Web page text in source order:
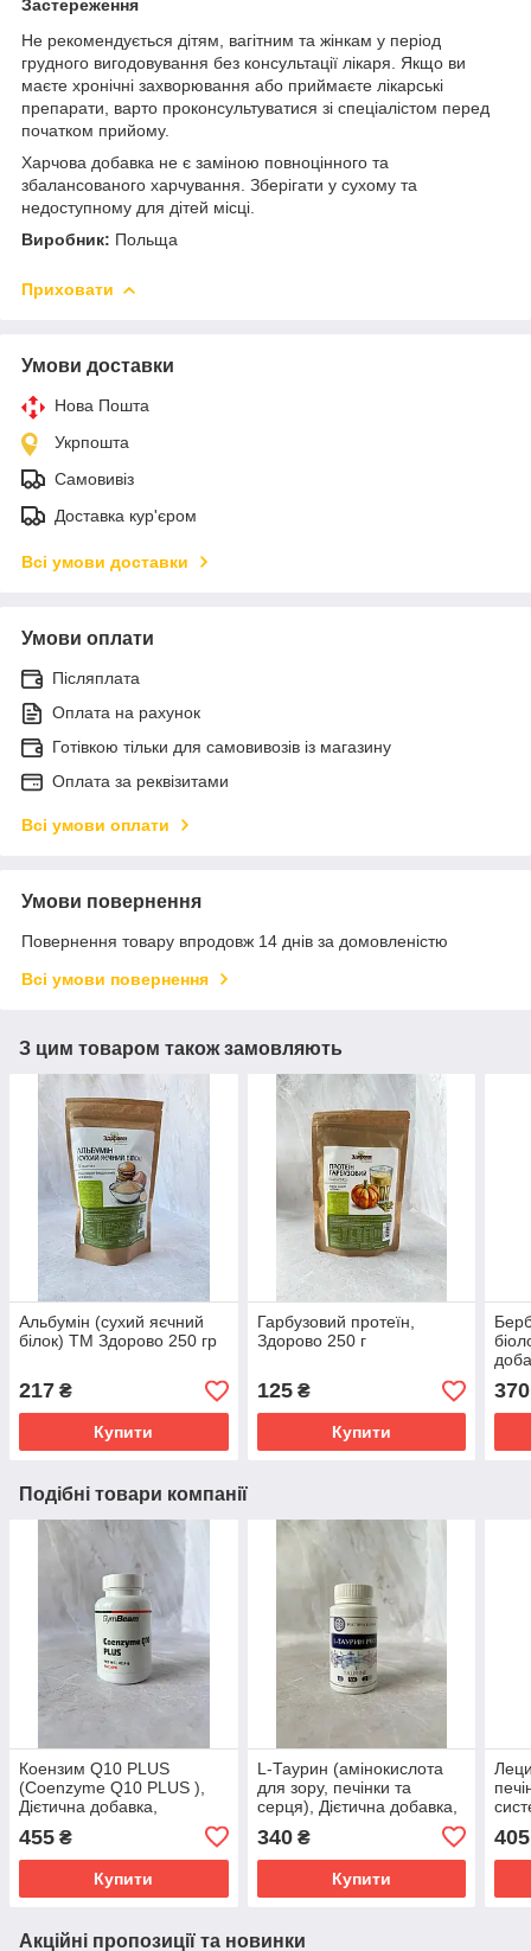
Застереження
Не рекомендується дітям, вагітним та жінкам у період
грудного вигодовування без консультації лікаря. Якщо ви
маєте хронічні захворювання або приймаєте лікарські
препарати, варто проконсультуватися зі спеціалістом перед
початком прийому.
Харчова добавка не є заміною повноцінного та
збалансованого харчування. Зберігати у сухому та
недоступному для дітей місці.
Виробник: Польща
Приховати
Умови доставки
Нова Пошта
Укрпошта
Самовивіз
Доставка кур'єром
Всі умови доставки
Умови оплати
Післяплата
Оплата на рахунок
Готівкою тільки для самовивозів із магазину
Оплата за реквізитами
Всі умови оплати
Умови повернення
Повернення товару впродовж 14 днів за домовленістю
Всі умови повернення
З цим товаром також замовляють
Альбумін (сухий яєчний
білок) ТМ Здорово 250 гр
217 ₴
Купити
Гарбузовий протеїн,
Здорово 250 г
125₴
Купити
370
Подібні товари компанії
Коензим Q10 PLUS
(Coenzyme Q10 PLUS ),
Дієтична добавка,
455 ₴
Купити
L-Таурин (амінокислота
для зору, печінки та
серця), Дієтична добавка,
Рослина Карпат, 60 капсул
340₴
Купити
60
405
Акційні пропозиції та новинки